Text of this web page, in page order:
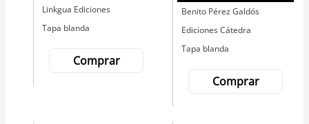
Editorial
Linkgua Ediciones
Tapa blanda
Comprar
Autor
Benito Pérez Galdós
Editorial
Ediciones Cátedra
Tapa blanda
Comprar